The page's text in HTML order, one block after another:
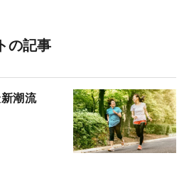
の記事
潮流